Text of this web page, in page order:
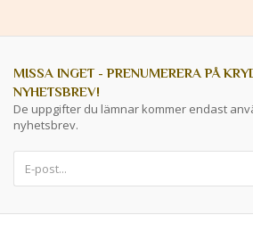
MISSA INGET - PRENUMERERA PÅ
NYHETSBREV!
De uppgifter du lämnar kommer endast
nyhetsbrev.